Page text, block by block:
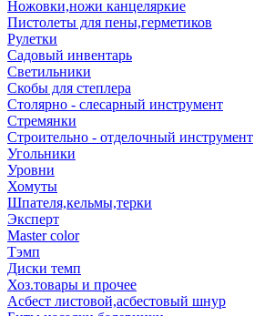
Ножовки,ножи канцеляркие
Пистолеты для пены,герметиков
Рулетки
Садовый инвентарь
Светильники
Скобы для степлера
Столярно - слесарный инструмент
Стремянки
Строительно - отделочный инструмент
Угольники
Уровни
Хомуты
Шпателя,кельмы,терки
Эксперт
Master color
Тэмп
Диски темп
Хоз.товары и прочее
Асбест листовой,асбестовый шнур